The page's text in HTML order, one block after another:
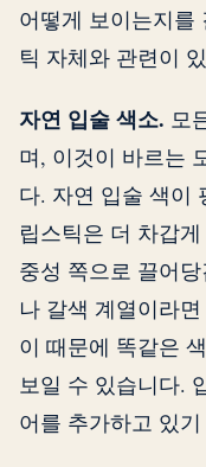
어떻게 보이는지를
틱 자체와 관련이
자연 입술 색소. 모
며, 이것이 바르는
다. 자연 입술 색이
립스틱은 더 차갑
중성 쪽으로 끌어
나 갈색 계열이라
이 때문에 똑같은
보일 수 있습니다.
어를 추가하고 있